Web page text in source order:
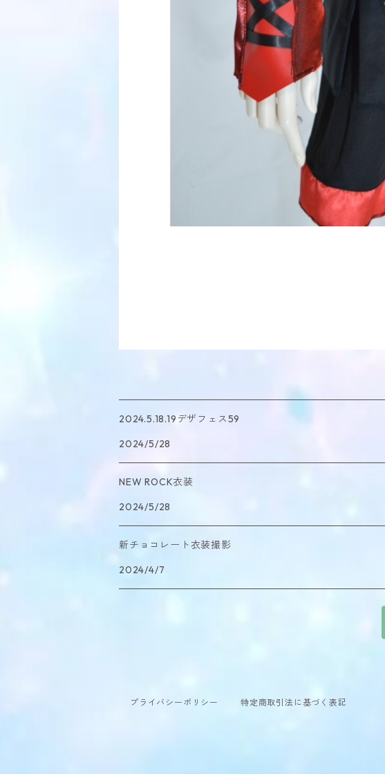
2024.5.18.19デザフェス59
2024/5/28
NEW ROCK衣装
2024/5/28
新チョコレート衣装撮影
2024/4/7
プライバシーポリシー 特定商取引法に基づく表記